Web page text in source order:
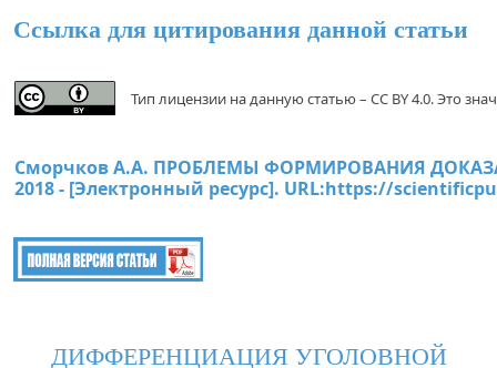
Ссылка для цитирования данной статьи
Тип лицензии на данную статью – CC BY 4.0. Это
Сморчков А.А. ПРОБЛЕМЫ ФОРМИРОВАНИЯ
2018 - [Электронный ресурс]. URL:https://
ДИФФЕРЕНЦИАЦИЯ УГОЛОВНОЙ